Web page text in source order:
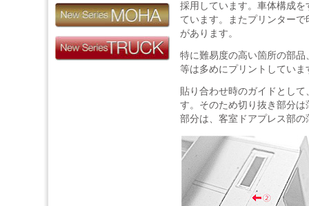
採用しています。車体構成
ています。またプリンター
があります。
特に難易度の高い箇所の部
等は多めにプリントしていま
貼り合わせ時のガイドとし
す。そのため切り抜き部分
部分は、客室ドアプレス部